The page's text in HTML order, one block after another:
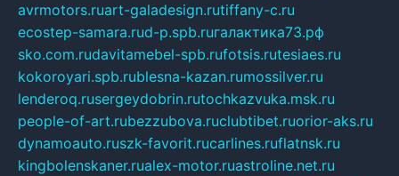
avrmotors.ruart-galadesign.rutiffany-c.ru
ecostep-samara.rud-p.spb.ruгалактика73.рф
sko.com.rudavitamebel-spb.rufotsis.rutesiaes.ru
kokoroyari.spb.rublesna-kazan.rumossilver.ru
lenderoq.rusergeydobrin.rutochkazvuka.msk.ru
people-of-art.rubezzubova.ruclubtibet.ruorior-aks.ru
dynamoauto.ruszk-favorit.rucarlines.ruflatnsk.ru
kingbolenskaner.rualex-motor.ruastroline.net.ru